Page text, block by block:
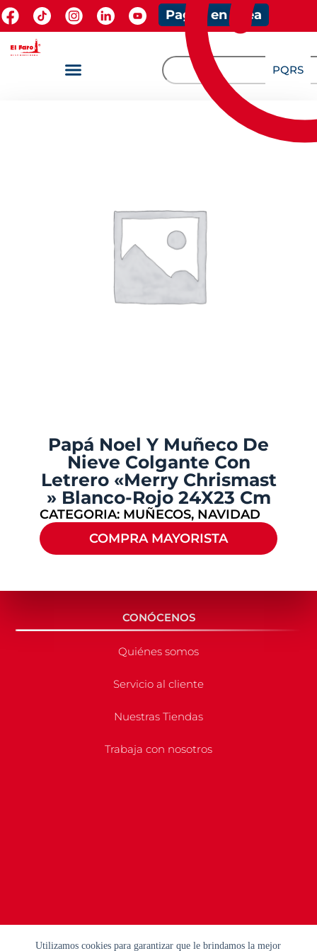
Utilizamos cookies para garantizar que le brindamos la mejor
Pagos en línea
PQRS
Papá Noel Y Muñeco De
Nieve Colgante Con
Letrero «Merry Chrismast
» Blanco-Rojo 24X23 Cm
CATEGORIA: MUÑECOS, NAVIDAD
COMPRA MAYORISTA
CONÓCENOS
Quiénes somos
Servicio al cliente
Nuestras Tiendas
Trabaja con nosotros